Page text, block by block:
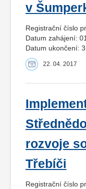
v
Registrační číslo
Datum zahájení:
Datum ukončení:
22. 04. 2017
rozvoje
Třebíči
Registrační číslo